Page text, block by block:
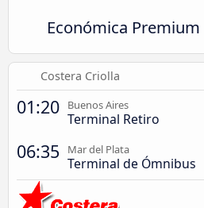
Económica Premium
Costera Criolla
01:20 Buenos Aires
Terminal Retiro
06:35 Mar del Plata
Terminal de Ómnibus